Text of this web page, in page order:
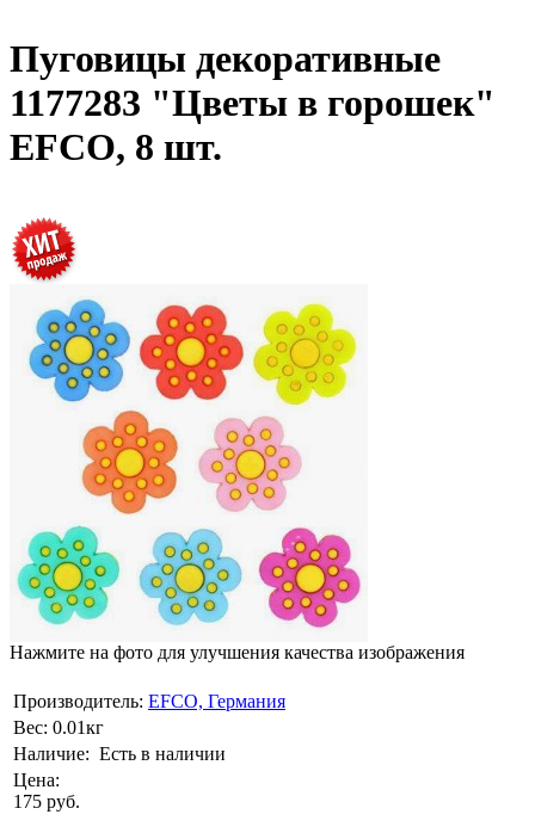
Пуговицы декоративные
1177283 "Цветы в горошек"
EFCO, 8 шт.
Нажмите на фото для улучшения качества изображения
Производитель: EFCO, Германия
Вес: 0.01кг
Наличие: Есть в наличии
Цена:
175 руб.